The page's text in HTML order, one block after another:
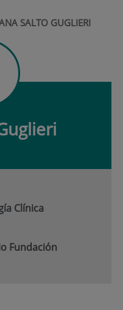
SALTO GUGLIERI
Clínica
Fundación